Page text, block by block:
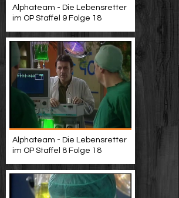
Alphateam - Die Lebensretter
im OP Staffel 9 Folge 18
Alphateam - Die Lebensretter
im OP Staffel 8 Folge 18